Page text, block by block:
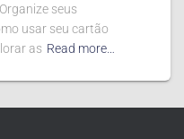
seus
usar seu cartão
as Read more…